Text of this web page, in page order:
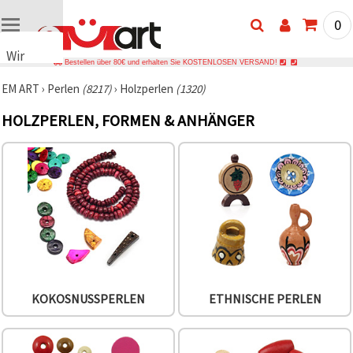
Wir
Cookies
verwenden
ähnliche
Technologien,
um das
ordnungsgemäße
Funktionieren
der Website
sicherzustellen,
Nutzungserlebnis
und, mit
Ihrer
Einwilligung,
0
Bestellen über 80€ und erhalten Sie KOSTENLOSEN VERSAND!
EM ART › Perlen (8217)› Holzperlen (1320)
HOLZPERLEN, FORMEN & ANHÄNGER
KOKOSNUSSPERLEN ETHNISCHE PERLEN